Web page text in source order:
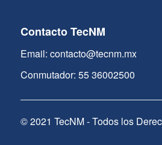
Contacto TecNM
Email: contacto@tecnm.mx
Conmutador: 55 36002500
© 2021 TecNM - Todos los